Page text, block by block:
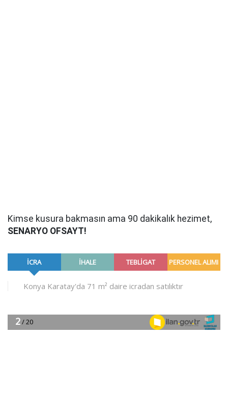
Kimse kusura bakmasın ama 90 dakikalık hezimet,
SENARYO OFSAYT!